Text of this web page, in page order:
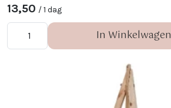
13,50 / 1 dag
In Winkelwagen